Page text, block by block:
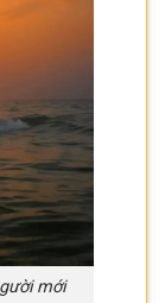
mới